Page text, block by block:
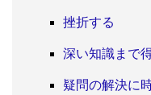
挫折する
深い知識まで
疑問の解決に